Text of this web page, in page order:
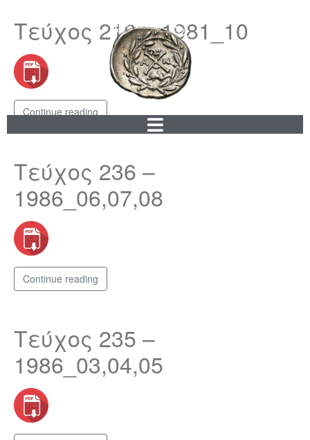
Τεύχος 210 – 1981_10
Continue reading
Τεύχος 236 –
1986_06,07,08
Continue reading
Τεύχος 235 –
1986_03,04,05